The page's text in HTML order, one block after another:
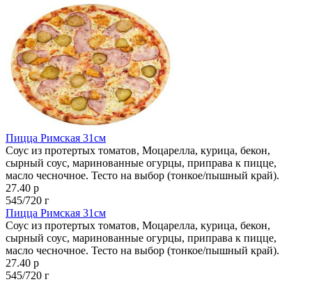
Пицца Римская 31см
Соус из протертых томатов, Моцарелла, курица, бекон,
сырный соус, маринованные огурцы, приправа к пицце,
масло чесночное. Тесто на выбор (тонкое/пышный край).
27.40 р
545/720 г
Пицца Римская 31см
Соус из протертых томатов, Моцарелла, курица, бекон,
сырный соус, маринованные огурцы, приправа к пицце,
масло чесночное. Тесто на выбор (тонкое/пышный край).
27.40 р
545/720 г